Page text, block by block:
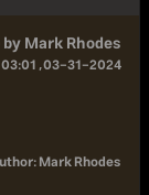
Mark Rhodes
03-31-2024, 03:01 PM
Mark Rhodes